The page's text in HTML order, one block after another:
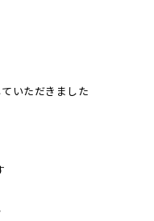
いただきました